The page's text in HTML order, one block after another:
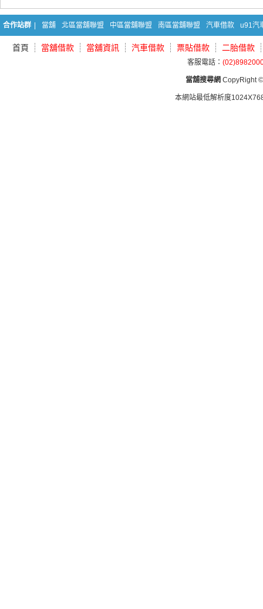
合作站群 當舖 北區當舖聯盟 中區當舖聯盟 南區當舖聯盟 汽車借款 u91汽
首頁 當舖借款 當舖資訊 汽車借款 票貼借款 二胎借款
客服電話：
當舖搜尋網 CopyRight
本網站最低解析度